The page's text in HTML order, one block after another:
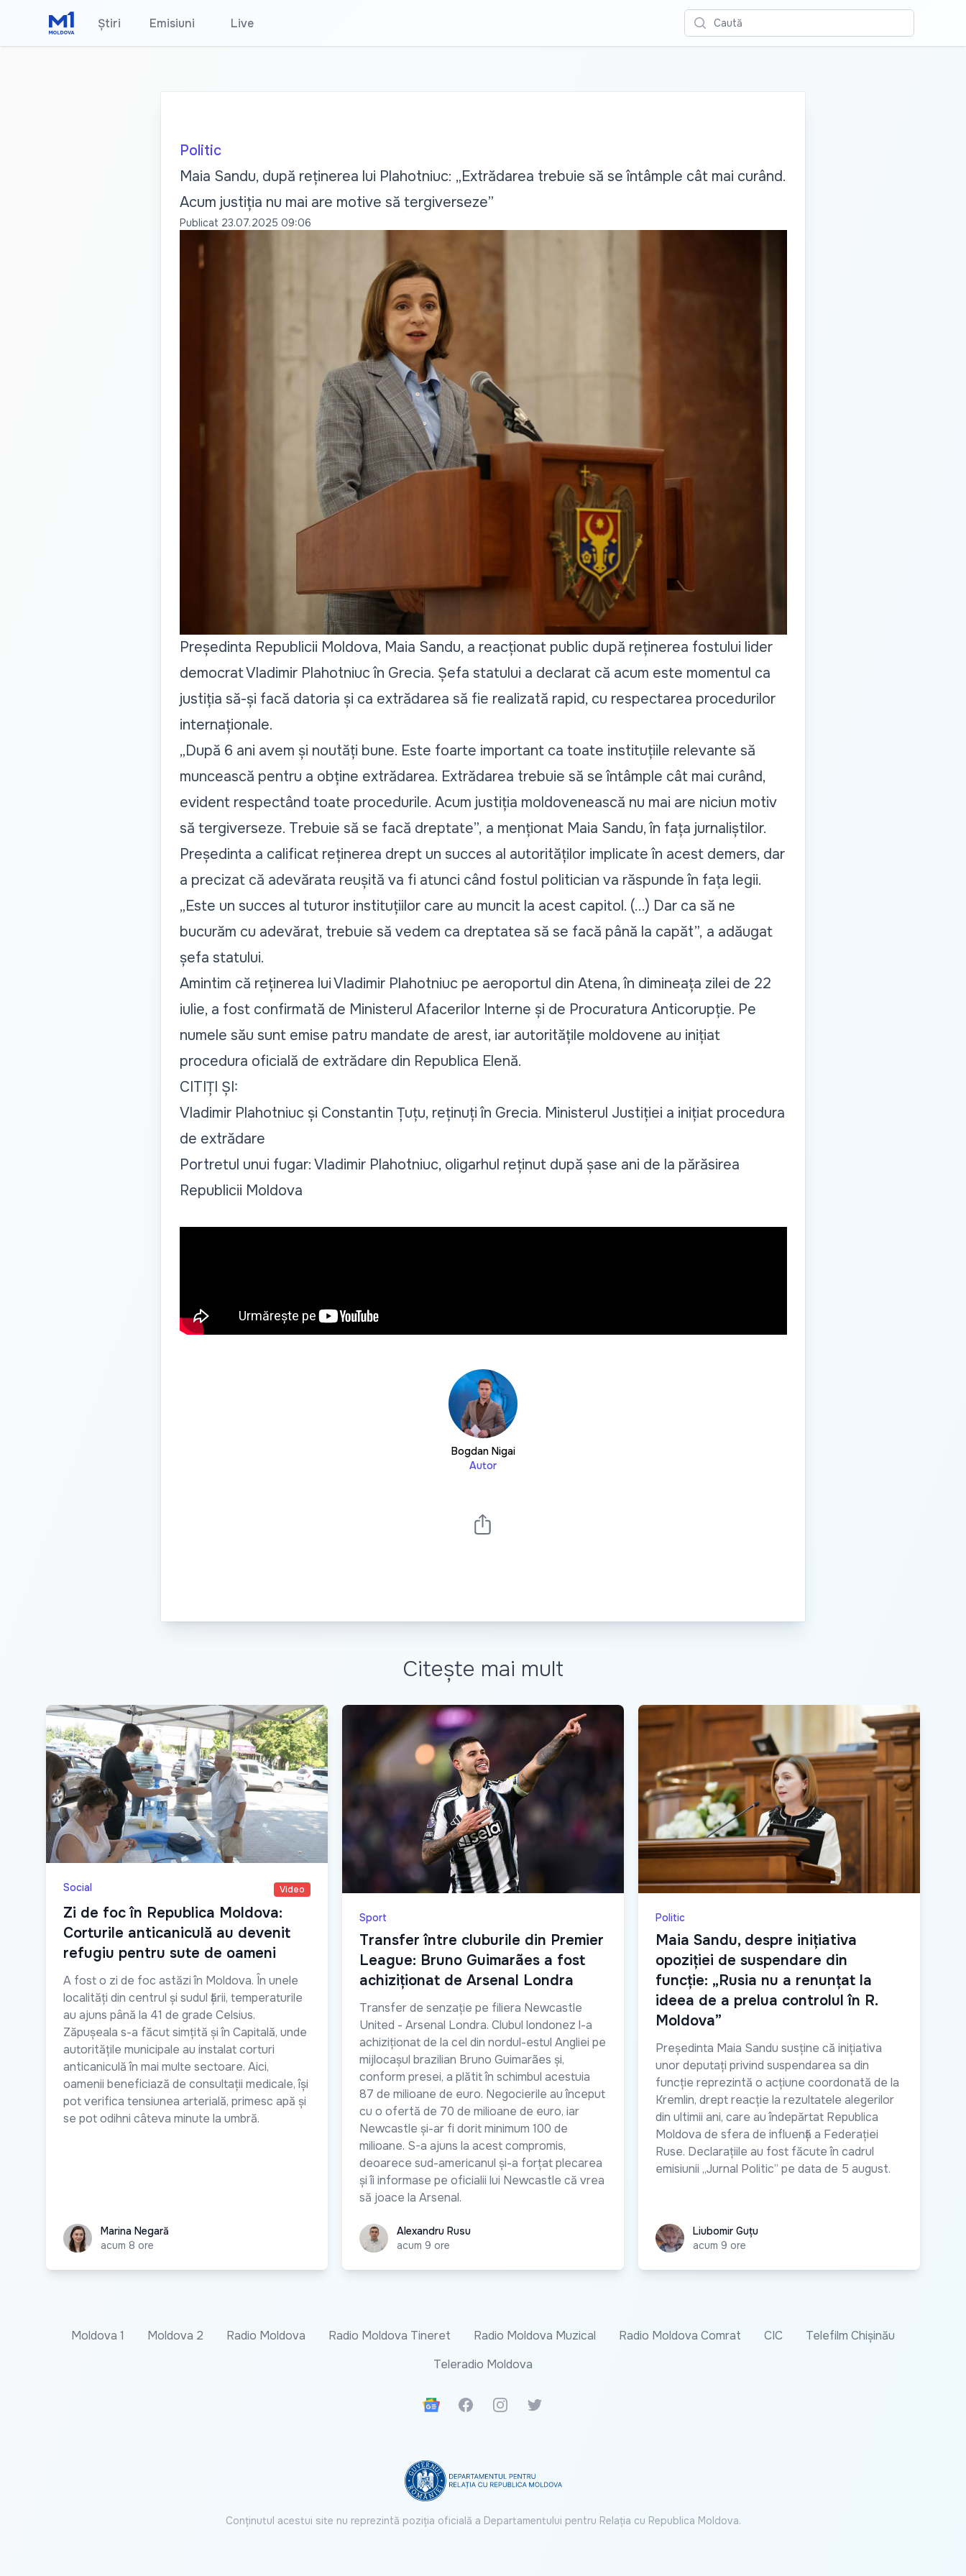
Știri Emisiuni Live Caută
Politic
Maia Sandu, după reținerea lui Plahotniuc: „Extrădarea trebuie să se întâmple cât mai curând.
Acum justiția nu mai are motive să tergiverseze”
Publicat 23.07.2025 09:06
Președinta Republicii Moldova, Maia Sandu, a reacționat public după reținerea fostului lider
democratVladimir Plahotniucîn Grecia. Șefa statului a declarat că acum este momentul ca
justiția să-și facă datoria și ca extrădarea să fie realizată rapid, cu respectarea procedurilor
internaționale.
„După 6 ani avem și noutăți bune. Este foarte important ca toate instituțiile relevante să
muncească pentru a obține extrădarea. Extrădarea trebuie să se întâmple cât mai curând,
evident respectând toate procedurile. Acum justiția moldovenească nu mai are niciun motiv
să tergiverseze. Trebuie să se facă dreptate”, a menționat Maia Sandu, în fața jurnaliștilor.
Președinta a calificat reținerea drept un succes al autorităților implicate în acest demers, dar
a precizat că adevărata reușită va fi atunci când fostul politician va răspunde în fața legii.
„Este un succes al tuturor instituțiilor care au muncit la acest capitol. (...) Dar ca să ne
bucurăm cu adevărat, trebuie să vedem ca dreptatea să se facă până la capăt”, a adăugat
șefa statului.
Amintim că reținerea lui Vladimir Plahotniuc pe aeroportul din Atena, în dimineața zilei de 22
iulie, a fost confirmată de Ministerul Afacerilor Interne și de Procuratura Anticorupție. Pe
numele său sunt emise patru mandate de arest, iar autoritățile moldovene au inițiat
procedura oficială de extrădare din Republica Elenă.
CITIȚI ȘI:
Vladimir Plahotniuc și Constantin Țuțu, reținuți în Grecia. Ministerul Justiției a inițiat procedura
de extrădare
Portretul unui fugar: Vladimir Plahotniuc, oligarhul reținut după șase ani de la părăsirea
Republicii Moldova
Bogdan Nigai
Autor
Citește mai mult
Social Video
Zi de foc în Republica Moldova:
Corturile anticaniculă au devenit
refugiu pentru sute de oameni
A fost o zi de foc astăzi în Moldova. În unele
localități din centrul și sudul țării, temperaturile
au ajuns până la 41 de grade Celsius.
Zăpușeala s-a făcut simțită și în Capitală, unde
autoritățile municipale au instalat corturi
anticaniculă în mai multe sectoare. Aici,
oamenii beneficiază de consultații medicale, își
pot verifica tensiunea arterială, primesc apă și
se pot odihni câteva minute la umbră.
Marina Negară
Marina Negară
acum 8 ore
Sport
Transfer între cluburile din Premier
League: Bruno Guimarães a fost
achiziționat de Arsenal Londra
Transfer de senzație pe filiera Newcastle
United - Arsenal Londra. Clubul londonez l-a
achiziționat de la cel din nordul-estul Angliei pe
mijlocașul brazilian Bruno Guimarães și,
conform presei, a plătit în schimbul acestuia
87 de milioane de euro. Negocierile au început
cu o ofertă de 70 de milioane de euro, iar
Newcastle și-ar fi dorit minimum 100 de
milioane. S-a ajuns la acest compromis,
deoarece sud-americanul și-a forțat plecarea
și îi informase pe oficialii lui Newcastle că vrea
să joace la Arsenal.
Alexandru Rusu
Alexandru Rusu
acum 9 ore
Politic
Maia Sandu, despre inițiativa
opoziției de suspendare din
funcție: „Rusia nu a renunțat la
ideea de a prelua controlul în R.
Moldova”
Președinta Maia Sandu susține că inițiativa
unor deputați privind suspendarea sa din
funcție reprezintă o acțiune coordonată de la
Kremlin, drept reacție la rezultatele alegerilor
din ultimii ani, care au îndepărtat Republica
Moldova de sfera de influență a Federației
Ruse. Declarațiile au fost făcute în cadrul
emisiunii „Jurnal Politic” pe data de 5 august.
Liubomir Guțu
Liubomir Guțu
acum 9 ore
Moldova 1 Moldova 2 Radio Moldova Radio Moldova Tineret Radio Moldova Muzical Radio Moldova Comrat CIC
Telefilm Chișinău
Teleradio Moldova
Google News
FacebookInstagramTwitter
Conținutul acestui site nu reprezintă poziția oficială a Departamentului pentru Relația cu Republica Moldova.